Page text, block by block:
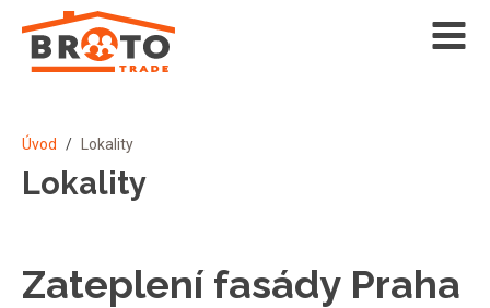
Úvod / Lokality
Lokality
Zateplení fasády Praha